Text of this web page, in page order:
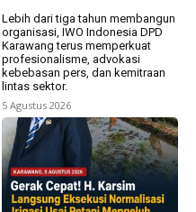
Lebih dari tiga tahun membangun
organisasi, IWO Indonesia DPD
Karawang terus memperkuat
profesionalisme, advokasi
kebebasan pers, dan kemitraan
lintas sektor.
5 Agustus 2026